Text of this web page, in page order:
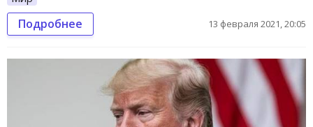
Подробнее 13 февраля 2021, 20:05